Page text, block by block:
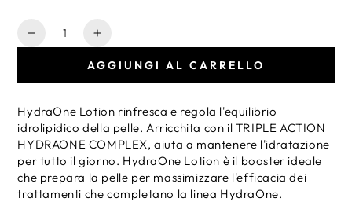
Quantità
Diminuisce
Hydraone
Lozione
Viso
Monodose
Aumenta
quantità
Hydraone
Lozione
Viso
Monodose
AGGIUNGI AL CARRELLO
HydraOne Lotion rinfresca e regola l'equilibrio
idrolipidico della pelle. Arricchita con il TRIPLE ACTION
HYDRAONE COMPLEX, aiuta a mantenere l'idratazione
per tutto il giorno. HydraOne Lotion è il booster ideale
che prepara la pelle per massimizzare l'efficacia dei
trattamenti che completano la linea HydraOne.